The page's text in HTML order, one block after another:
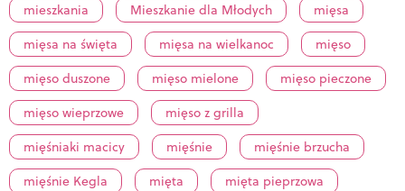
mieszkania
Mieszkanie dla Młodych
mięsa
mięsa na święta
mięsa na wielkanoc
mięso
mięso duszone
mięso mielone
mięso pieczone
mięso wieprzowe
mięso z grilla
mięśniaki macicy
mięśnie
mięśnie brzucha
mięśnie Kegla
mięta
mięta pieprzowa